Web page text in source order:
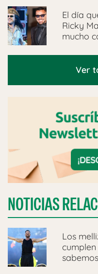
El día
Ricky
mucho
Ver
NOTICIAS
Los
cumplen